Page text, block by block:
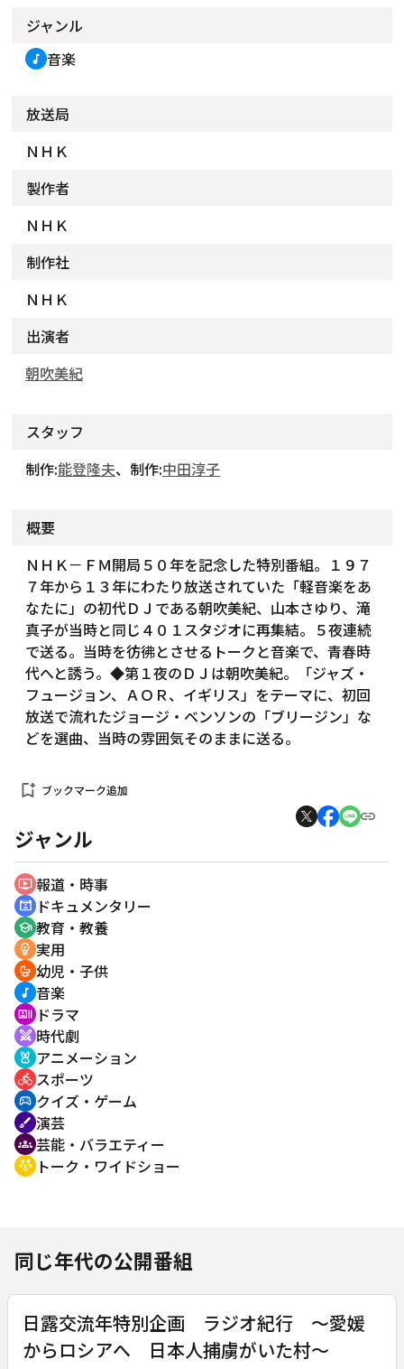
ジャンル
music_note 音楽
放送局
ＮＨＫ
製作者
ＮＨＫ
制作社
ＮＨＫ
出演者
朝吹美紀
スタッフ
制作:能登隆夫、制作:中田淳子
概要
ＮＨＫ－ＦＭ開局５０年を記念した特別番組。１９７
７年から１３年にわたり放送されていた「軽音楽をあ
なたに」の初代ＤＪである朝吹美紀、山本さゆり、滝
真子が当時と同じ４０１スタジオに再集結。５夜連続
で送る。当時を彷彿とさせるトークと音楽で、青春時
代へと誘う。◆第１夜のＤＪは朝吹美紀。「ジャズ・
フュージョン、ＡＯＲ、イギリス」をテーマに、初回
放送で流れたジョージ・ベンソンの「ブリージン」な
どを選曲、当時の雰囲気そのままに送る。
bookmark_add ブックマーク追加
ジャンル
ondemand_video 報道・時事
cinematic_blur ドキュメンタリー
school 教育・教養
emoji_objects 実用
crib 幼児・子供
music_note 音楽
recent_actors ドラマ
swords 時代劇
cruelty_free アニメーション
directions_bike スポーツ
sports_esports クイズ・ゲーム
brush 演芸
groups 芸能・バラエティー
adaptive_audio_mic トーク・ワイドショー
同じ年代の公開番組
日露交流年特別企画 ラジオ紀行 ～愛媛
からロシアへ 日本人捕虜がいた村～